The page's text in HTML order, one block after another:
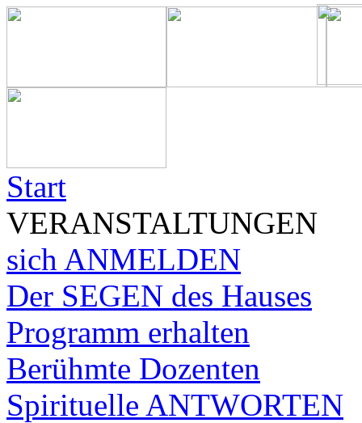
Start
VERANSTALTUNGEN
sich ANMELDEN
Der SEGEN des Hauses
Programm erhalten
Berühmte Dozenten
Spirituelle ANTWORTEN